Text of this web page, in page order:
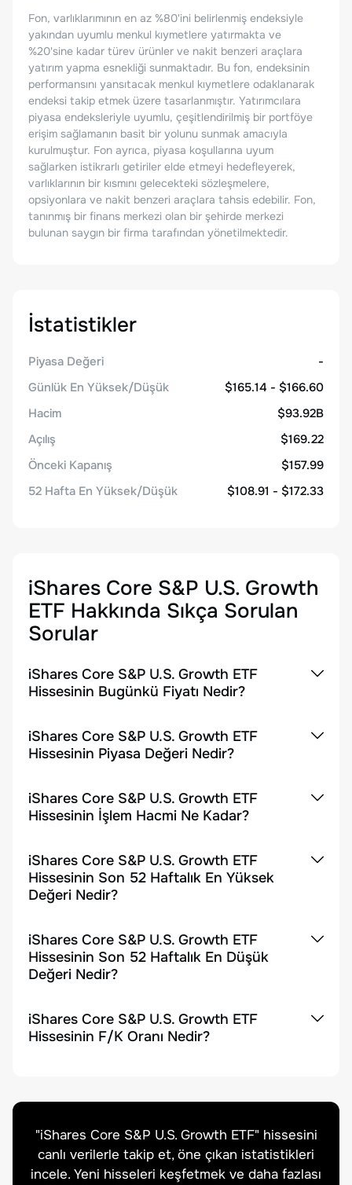
Fon, varlıklarımının en az %80'ini belirlenmiş endeksiyle
yakından uyumlu menkul kıymetlere yatırmakta ve
%20'sine kadar türev ürünler ve nakit benzeri araçlara
yatırım yapma esnekliği sunmaktadır. Bu fon, endeksinin
performansını yansıtacak menkul kıymetlere odaklanarak
endeksi takip etmek üzere tasarlanmıştır. Yatırımcılara
piyasa endeksleriyle uyumlu, çeşitlendirilmiş bir portföye
erişim sağlamanın basit bir yolunu sunmak amacıyla
kurulmuştur. Fon ayrıca, piyasa koşullarına uyum
sağlarken istikrarlı getiriler elde etmeyi hedefleyerek,
varlıklarının bir kısmını gelecekteki sözleşmelere,
opsiyonlara ve nakit benzeri araçlara tahsis edebilir. Fon,
tanınmış bir finans merkezi olan bir şehirde merkezi
bulunan saygın bir firma tarafından yönetilmektedir.
İstatistikler
Piyasa Değeri
-
Günlük En Yüksek/Düşük
$165.14 - $166.60
Hacim
$93.92B
Açılış
$169.22
Önceki Kapanış
$157.99
52 Hafta En Yüksek/Düşük
$108.91 - $172.33
iShares Core S&P U.S. Growth
ETF Hakkında Sıkça Sorulan
Sorular
iShares Core S&P U.S. Growth ETF
Hissesinin Bugünkü Fiyatı Nedir?
iShares Core S&P U.S. Growth ETF
Hissesinin Piyasa Değeri Nedir?
iShares Core S&P U.S. Growth ETF
Hissesinin İşlem Hacmi Ne Kadar?
iShares Core S&P U.S. Growth ETF
Hissesinin Son 52 Haftalık En Yüksek
Değeri Nedir?
iShares Core S&P U.S. Growth ETF
Hissesinin Son 52 Haftalık En Düşük
Değeri Nedir?
iShares Core S&P U.S. Growth ETF
Hissesinin F/K Oranı Nedir?
"iShares Core S&P U.S. Growth ETF" hissesini
canlı verilerle takip et, öne çıkan istatistikleri
incele. Yeni hisseleri keşfetmek ve daha fazlası